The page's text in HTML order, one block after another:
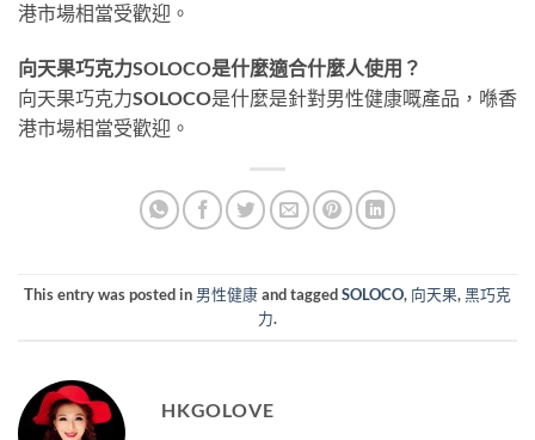
港市場相當受歡迎。
向天果巧克力SOLOCO是什麼適合什麼人使用？
向天果巧克力SOLOCO是什麼是針對男性健康嘅產品，喺香
港市場相當受歡迎。
This entry was posted in 男性健康and taggedSOLOCO, 向天果,黑巧克
力.
HKGOLOVE